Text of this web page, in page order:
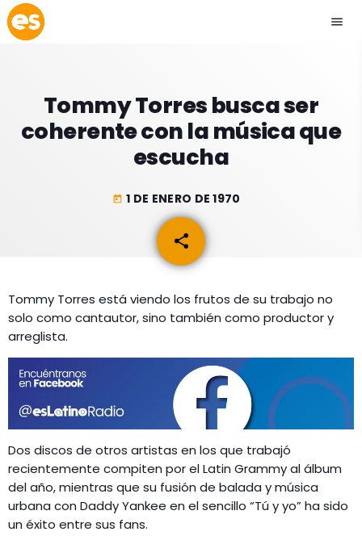
menu
play_arrow EMISIÓN LA PAZ
EMISIÓN COCHABAMBA
ACTUALIDAD
ESPECTÁCULOS
MÚSICA
ENTRETENIMIENTO
PROGRAMACIÓN
INICIO
Tommy Torres busca ser
coherente con la música que
escucha
today 1 DE ENERO DE 1970
share
email
Tommy Torres está viendo los frutos de su trabajo no
solo como cantautor, sino también como productor y
arreglista.
Dos discos de otros artistas en los que trabajó
recientemente compiten por el Latin Grammy al álbum
del año, mientras que su fusión de balada y música
urbana con Daddy Yankee en el sencillo “Tú y yo” ha sido
un éxito entre sus fans.